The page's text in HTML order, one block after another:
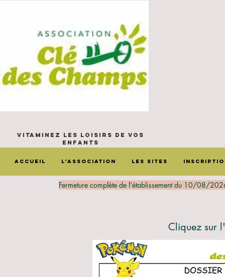
Vitaminez les loisirs de vos
enfants
Accueil L'Association Les sites
Fermeture complète de l'établissement du 10/08/
Cliquez sur